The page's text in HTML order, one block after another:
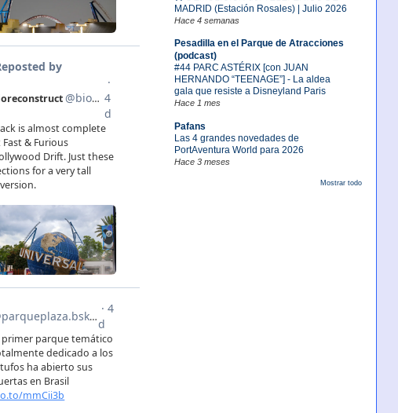
MADRID (Estación Rosales) | Julio 2026
Hace 4 semanas
Pesadilla en el Parque de Atracciones
(podcast)
#44 PARC ASTÉRIX [con JUAN
HERNANDO “TEENAGE”] - La aldea
gala que resiste a Disneyland Paris
Hace 1 mes
Pafans
Las 4 grandes novedades de
PortAventura World para 2026
Hace 3 meses
Mostrar todo